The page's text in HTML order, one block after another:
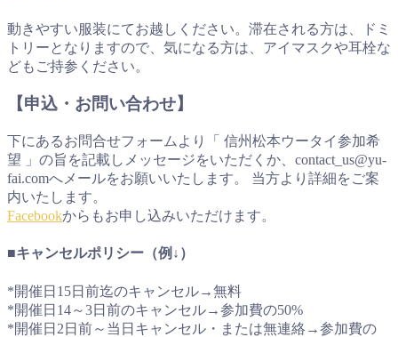
動きやすい服装にてお越しください。滞在される方は、ドミ
トリーとなりますので、気になる方は、アイマスクや耳栓な
どもご持参ください。
【申込・お問い合わせ】
下にあるお問合せフォームより「 信州松本ウータイ参加希
望 」の旨を記載しメッセージをいただくか、contact_us@yu-
fai.comへメールをお願いいたします。 当方より詳細をご案
内いたします。
Facebookからもお申し込みいただけます。
■キャンセルポリシー（例↓）
*開催日15日前迄のキャンセル→無料
*開催日14～3日前のキャンセル→参加費の50%
*開催日2日前～当日キャンセル・または無連絡→参加費の